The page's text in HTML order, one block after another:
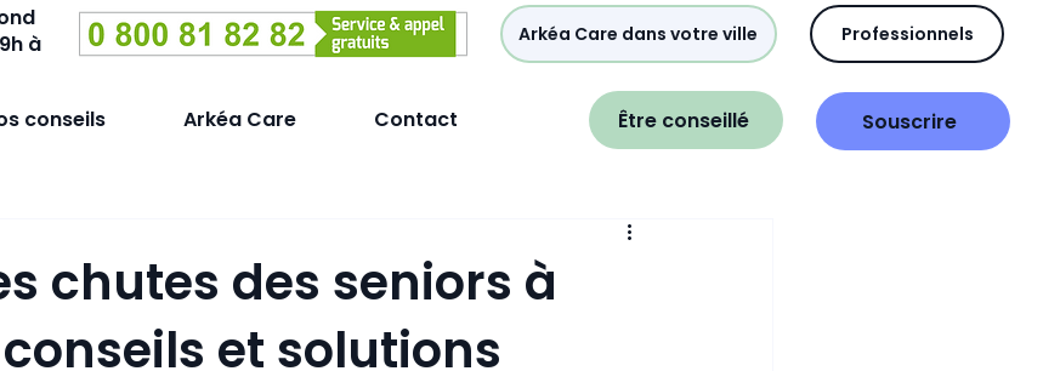
à
Arkéa Care dans votre ville Professionnels
conseils Arkéa Care Contact Être conseillé Souscrire
chutes des seniors à
et solutions